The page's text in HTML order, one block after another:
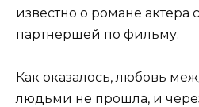
известно о романе
партнершей по фильму.
Как оказалось, любовь
людьми не прошла, и